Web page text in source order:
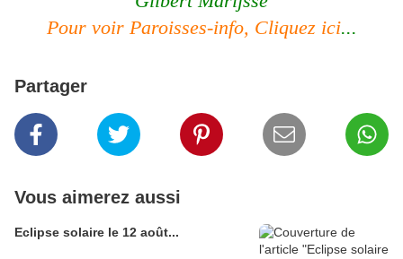
Pour voir Paroisses-info, Cliquez ici...
Partager
Vous aimerez aussi
Eclipse solaire le 12 août...